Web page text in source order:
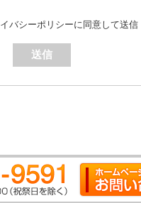
バシーポリシーに同意して送信